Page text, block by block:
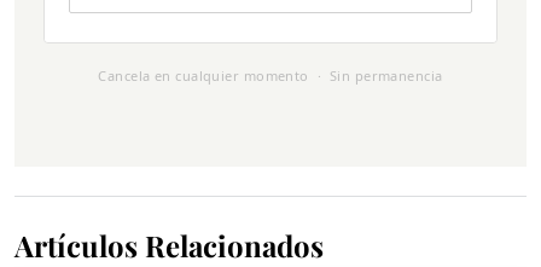
Cancela en cualquier momento · Sin permanencia
Artículos Relacionados